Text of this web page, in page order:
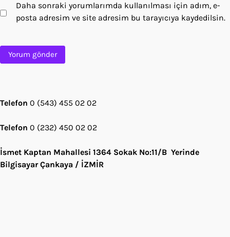
Daha sonraki yorumlarımda kullanılması için adım, e-
posta adresim ve site adresim bu tarayıcıya kaydedilsin.
Telefon 0 (543) 455 02 02
Telefon 0 (232) 450 02 02
İsmet Kaptan Mahallesi 1364 Sokak No:11/B Yerinde
Bilgisayar Çankaya / İZMİR